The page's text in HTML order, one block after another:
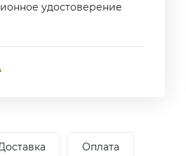
удостоверение
Оплата